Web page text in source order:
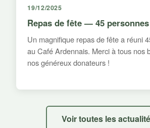
19/12/2025
Repas de fête — 45
Un magnifique repas de fête a réuni
au Café Ardennais. Merci à tous nos
nos généreux donateurs !
Voir toutes les